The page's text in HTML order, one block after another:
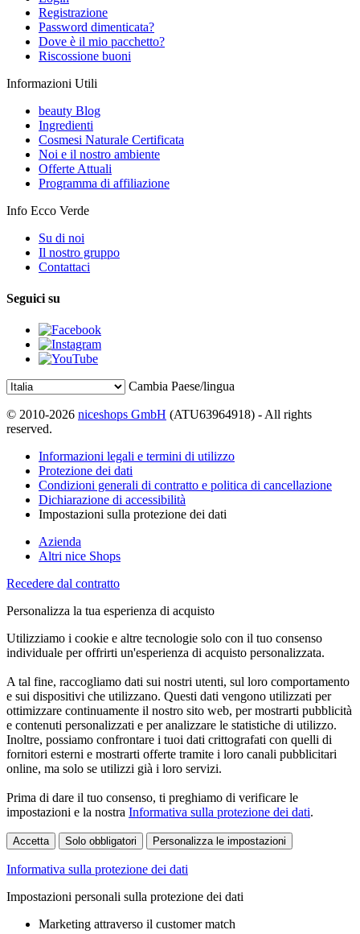
Registrazione
Password dimenticata?
Dove è il mio pacchetto?
Riscossione buoni
Informazioni Utili
beauty Blog
Ingredienti
Cosmesi Naturale Certificata
Noi e il nostro ambiente
Offerte Attuali
Programma di affiliazione
Info Ecco Verde
Su di noi
Il nostro gruppo
Contattaci
Seguici su
Cambia Paese/lingua
© 2010-2026 niceshops GmbH (ATU63964918) - All rights
reserved.
Informazioni legali e termini di utilizzo
Protezione dei dati
Condizioni generali di contratto e politica di cancellazione
Dichiarazione di accessibilità
Impostazioni sulla protezione dei dati
Azienda
Altri nice Shops
Recedere dal contratto
Personalizza la tua esperienza di acquisto
Utilizziamo i cookie e altre tecnologie solo con il tuo consenso
individuale per offrirti un'esperienza di acquisto personalizzata.
A tal fine, raccogliamo dati sui nostri utenti, sul loro comportamento
e sui dispositivi che utilizzano. Questi dati vengono utilizzati per
ottimizzare continuamente il nostro sito web, per mostrarti pubblicità
e contenuti personalizzati e per analizzare le statistiche di utilizzo.
Inoltre, possiamo confrontare i tuoi dati crittografati con quelli di
fornitori esterni e mostrarti offerte tramite i loro canali pubblicitari
online, ma solo se utilizzi già i loro servizi.
Prima di dare il tuo consenso, ti preghiamo di verificare le
impostazioni e la nostra Informativa sulla protezione dei dati.
Accetta Solo obbligatori Personalizza le impostazioni
Informativa sulla protezione dei dati
Impostazioni personali sulla protezione dei dati
Marketing attraverso il customer match